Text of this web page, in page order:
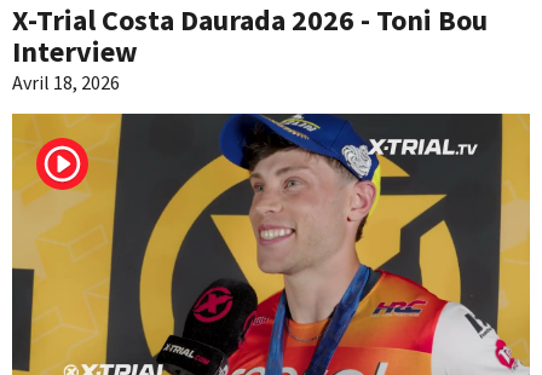
X-Trial Costa Daurada 2026 - Toni Bou
Interview
Avril 18, 2026